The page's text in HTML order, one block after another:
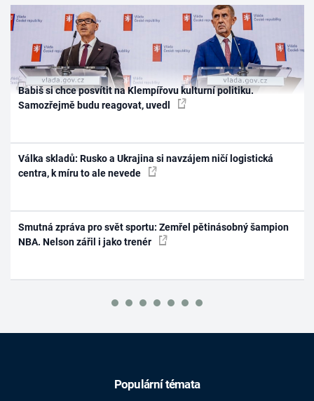
Babiš si chce posvítit na Klempířovu kulturní politiku.
Samozřejmě budu reagovat, uvedl
Válka skladů: Rusko a Ukrajina si navzájem ničí logistická
centra, k míru to ale nevede
Smutná zpráva pro svět sportu: Zemřel pětinásobný šampion
NBA. Nelson zářil i jako trenér
Populární témata